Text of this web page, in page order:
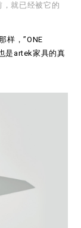
就已经被它的
样，”ONE
是artek家具的真